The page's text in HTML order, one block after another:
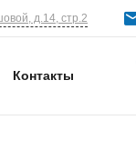
д.14, стр.2
Контакты